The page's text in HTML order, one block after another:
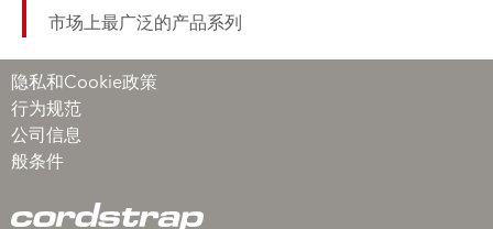
市场上最广泛的产品系列
隐私和Cookie政策
行为规范
公司信息
般条件